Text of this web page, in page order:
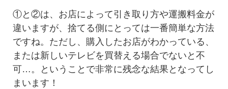
①と②は、お店によって引き取り方や運搬料金が
違いますが、捨てる側にとっては一番簡単な方法
ですね。ただし、購入したお店がわかっている、
または新しいテレビを買替える場合でないと不
可…。ということで非常に残念な結果となってし
まいます！